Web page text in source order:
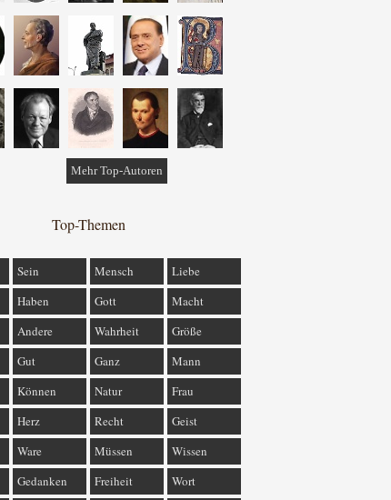
Mehr Top-Autoren
Top-Themen
Sein Mensch
Liebe
Haben Gott
Macht
Andere Wahrheit
Größe
Gut Ganz
Mann
Können Natur
Frau
Herz Recht
Geist
Ware Müssen
Wissen
Gedanken Freiheit
Wort